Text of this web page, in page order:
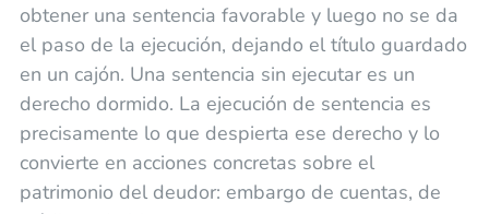
obtener una sentencia favorable y luego no se da
el paso de la ejecución, dejando el título guardado
en un cajón. Una sentencia sin ejecutar es un
derecho dormido. La ejecución de sentencia es
precisamente lo que despierta ese derecho y lo
convierte en acciones concretas sobre el
patrimonio del deudor: embargo de cuentas, de